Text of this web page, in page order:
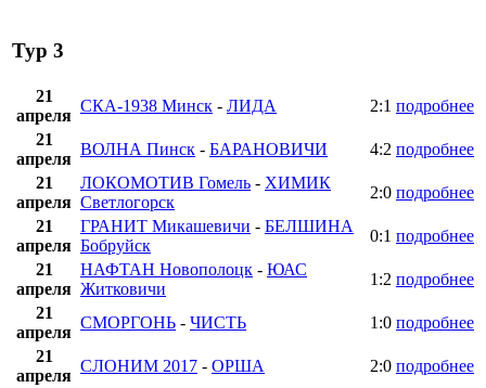
Тур 3
21
апреля
СКА-1938 Минск - ЛИДА 2:1 подробнее
21
апреля
ВОЛНА Пинск - БАРАНОВИЧИ 4:2 подробнее
21
апреля
ЛОКОМОТИВ Гомель - ХИМИК
Светлогорск
2:0 подробнее
21
апреля
ГРАНИТ Микашевичи - БЕЛШИНА
Бобруйск
0:1 подробнее
21
апреля
НАФТАН Новополоцк - ЮАС
Житковичи
1:2 подробнее
21
апреля
СМОРГОНЬ - ЧИСТЬ 1:0 подробнее
21
апреля
СЛОНИМ 2017 - ОРША 2:0 подробнее